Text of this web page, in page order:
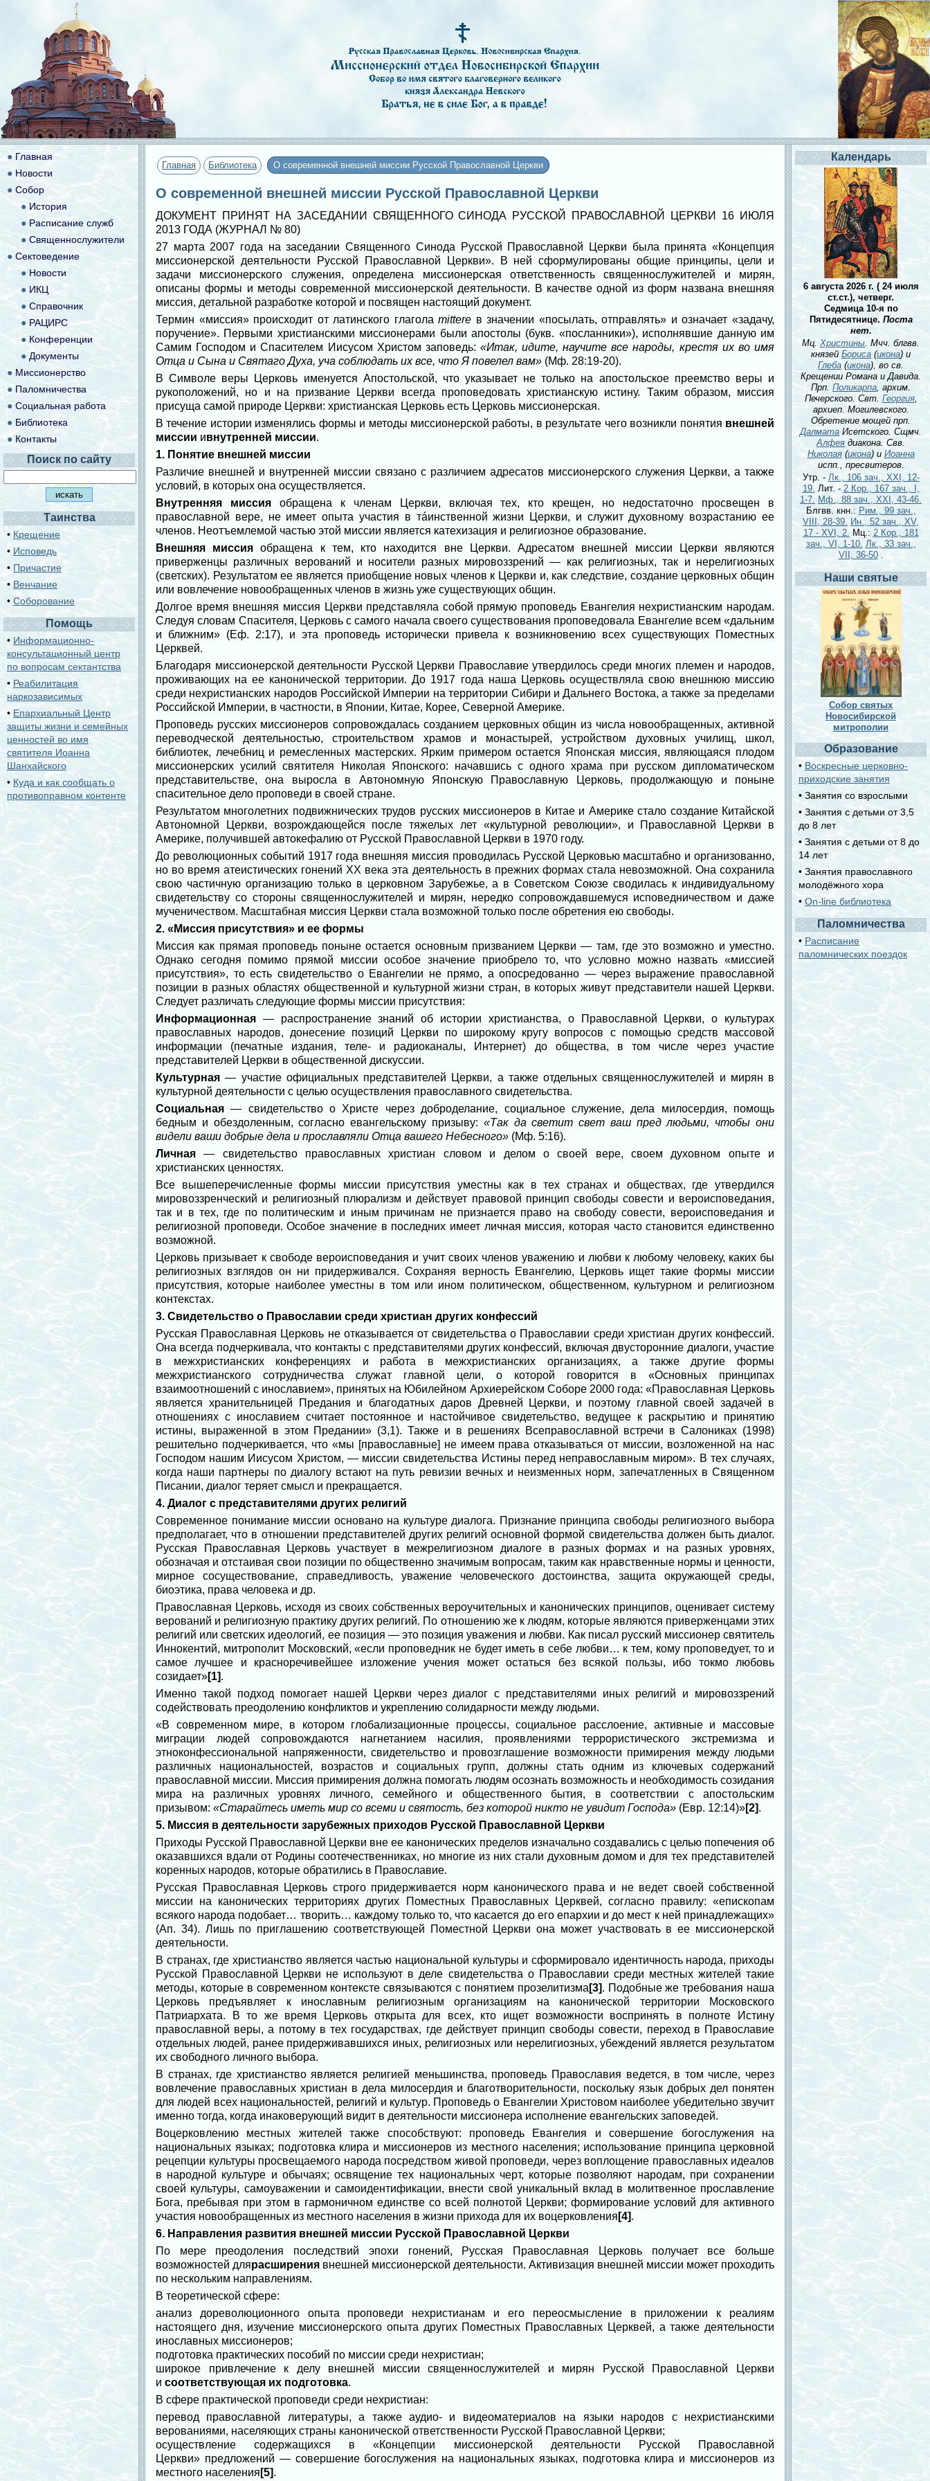
Главная Библиотека О современной внешней миссии Русской Православной Церкви
О современной внешней миссии Русской Православной Церкви
ДОКУМЕНТ ПРИНЯТ НА ЗАСЕДАНИИ СВЯЩЕННОГО СИНОДА РУССКОЙ ПРАВОСЛАВНОЙ ЦЕРКВИ 16 ИЮЛЯ
2013 ГОДА (ЖУРНАЛ № 80)
27 марта 2007 года на заседании Священного Синода Русской Православной Церкви была принята «Концепция
миссионерской деятельности Русской Православной Церкви». В ней сформулированы общие принципы, цели и
задачи миссионерского служения, определена миссионерская ответственность священнослужителей и мирян,
описаны формы и методы современной миссионерской деятельности. В качестве одной из форм названа внешняя
миссия, детальной разработке которой и посвящен настоящий документ.
Термин «миссия» происходит от латинского глаголаmittere в значении «посылать, отправлять» и означает «задачу,
поручение». Первыми христианскими миссионерами были апостолы (букв. «посланники»), исполнявшие данную им
Самим Господом и Спасителем Иисусом Христом заповедь: «Итак, идите, научите все народы, крестя их во имя
Отца и Сына и Святаго Духа, уча соблюдать их все, что Я повелел вам» (Мф. 28:19-20).
В Символе веры Церковь именуется Апостольской, что указывает не только на апостольское преемство веры и
рукоположений, но и на призвание Церкви всегда проповедовать христианскую истину. Таким образом, миссия
присуща самой природе Церкви: христианская Церковь есть Церковь миссионерская.
В течение истории изменялись формы и методы миссионерской работы, в результате чего возникли понятия внешней
миссии ивнутренней миссии.
1. Понятие внешней миссии
Различие внешней и внутренней миссии связано с различием адресатов миссионерского служения Церкви, а также
условий, в которых она осуществляется.
Внутренняя миссияобращена к членам Церкви, включая тех, кто крещен, но недостаточно просвещен в
православной вере, не имеет опыта участия в тáинственной жизни Церкви, и служит духовному возрастанию ее
членов. Неотъемлемой частью этой миссии является катехизация и религиозное образование.
Внешняя миссия обращена к тем, кто находится вне Церкви. Адресатом внешней миссии Церкви являются
приверженцы различных верований и носители разных мировоззрений — как религиозных, так и нерелигиозных
(светских). Результатом ее является приобщение новых членов к Церкви и, как следствие, создание церковных общин
или вовлечение новообращенных членов в жизнь уже существующих общин.
Долгое время внешняя миссия Церкви представляла собой прямую проповедь Евангелия нехристианским народам.
Следуя словам Спасителя, Церковь с самого начала своего существования проповедовала Евангелие всем «дальним
и ближним» (Еф. 2:17), и эта проповедь исторически привела к возникновению всех существующих Поместных
Церквей.
Благодаря миссионерской деятельности Русской Церкви Православие утвердилось среди многих племен и народов,
проживающих на ее канонической территории. До 1917 года наша Церковь осуществляла свою внешнюю миссию
среди нехристианских народов Российской Империи на территории Сибири и Дальнего Востока, а также за пределами
Российской Империи, в частности, в Японии, Китае, Корее, Северной Америке.
Проповедь русских миссионеров сопровождалась созданием церковных общин из числа новообращенных, активной
переводческой деятельностью, строительством храмов и монастырей, устройством духовных училищ, школ,
библиотек, лечебниц и ремесленных мастерских. Ярким примером остается Японская миссия, являющаяся плодом
миссионерских усилий святителя Николая Японского: начавшись с одного храма при русском дипломатическом
представительстве, она выросла в Автономную Японскую Православную Церковь, продолжающую и поныне
спасительное дело проповеди в своей стране.
Результатом многолетних подвижнических трудов русских миссионеров в Китае и Америке стало создание Китайской
Автономной Церкви, возрождающейся после тяжелых лет «культурной революции», и Православной Церкви в
Америке, получившей автокефалию от Русской Православной Церкви в 1970 году.
До революционных событий 1917 года внешняя миссия проводилась Русской Церковью масштабно и организованно,
но во время атеистических гонений ХХ века эта деятельность в прежних формах стала невозможной. Она сохранила
свою частичную организацию только в церковном Зарубежье, а в Советском Союзе сводилась к индивидуальному
свидетельству со стороны священнослужителей и мирян, нередко сопровождавшемуся исповедничеством и даже
мученичеством. Масштабная миссия Церкви стала возможной только после обретения ею свободы.
2. «Миссия присутствия» и ее формы
Миссия как прямая проповедь поныне остается основным призванием Церкви — там, где это возможно и уместно.
Однако сегодня помимо прямой миссии особое значение приобрело то, что условно можно назвать «миссией
присутствия», то есть свидетельство о Евангелии не прямо, а опосредованно — через выражение православной
позиции в разных областях общественной и культурной жизни стран, в которых живут представители нашей Церкви.
Следует различать следующие формы миссии присутствия:
Информационная — распространение знаний об истории христианства, о Православной Церкви, о культурах
православных народов, донесение позиций Церкви по широкому кругу вопросов с помощью средств массовой
информации (печатные издания, теле- и радиоканалы, Интернет) до общества, в том числе через участие
представителей Церкви в общественной дискуссии.
Культурная — участие официальных представителей Церкви, а также отдельных священнослужителей и мирян в
культурной деятельности с целью осуществления православного свидетельства.
Социальная — свидетельство о Христе через доброделание, социальное служение, дела милосердия, помощь
бедным и обездоленным, согласно евангельскому призыву: «Так да светит свет ваш пред людьми, чтобы они
видели ваши добрые дела и прославляли Отца вашего Небесного» (Мф. 5:16).
Личная — свидетельство православных христиан словом и делом о своей вере, своем духовном опыте и
христианских ценностях.
Все вышеперечисленные формы миссии присутствия уместны как в тех странах и обществах, где утвердился
мировоззренческий и религиозный плюрализм и действует правовой принцип свободы совести и вероисповедания,
так и в тех, где по политическим и иным причинам не признается право на свободу совести, вероисповедания и
религиозной проповеди. Особое значение в последних имеет личная миссия, которая часто становится единственно
возможной.
Церковь призывает к свободе вероисповедания и учит своих членов уважению и любви к любому человеку, каких бы
религиозных взглядов он ни придерживался. Сохраняя верность Евангелию, Церковь ищет такие формы миссии
присутствия, которые наиболее уместны в том или ином политическом, общественном, культурном и религиозном
контекстах.
3. Свидетельство о Православии среди христиан других конфессий
Русская Православная Церковь не отказывается от свидетельства о Православии среди христиан других конфессий.
Она всегда подчеркивала, что контакты с представителями других конфессий, включая двусторонние диалоги, участие
в межхристианских конференциях и работа в межхристианских организациях, а также другие формы
межхристианского сотрудничества служат главной цели, о которой говорится в «Основных принципах
взаимоотношений с инославием», принятых на Юбилейном Архиерейском Соборе 2000 года: «Православная Церковь
является хранительницей Предания и благодатных даров Древней Церкви, и поэтому главной своей задачей в
отношениях с инославием считает постоянное и настойчивое свидетельство, ведущее к раскрытию и принятию
истины, выраженной в этом Предании» (3,1). Также и в решениях Всеправославной встречи в Салониках (1998)
решительно подчеркивается, что «мы [православные] не имеем права отказываться от миссии, возложенной на нас
Господом нашим Иисусом Христом, — миссии свидетельства Истины перед неправославным миром». В тех случаях,
когда наши партнеры по диалогу встают на путь ревизии вечных и неизменных норм, запечатленных в Священном
Писании, диалог теряет смысл и прекращается.
4. Диалог с представителями других религий
Современное понимание миссии основано на культуре диалога. Признание принципа свободы религиозного выбора
предполагает, что в отношении представителей других религий основной формой свидетельства должен быть диалог.
Русская Православная Церковь участвует в межрелигиозном диалоге в разных формах и на разных уровнях,
обозначая и отстаивая свои позиции по общественно значимым вопросам, таким как нравственные нормы и ценности,
мирное сосуществование, справедливость, уважение человеческого достоинства, защита окружающей среды,
биоэтика, права человека и др.
Православная Церковь, исходя из своих собственных вероучительных и канонических принципов, оценивает систему
верований и религиозную практику других религий. По отношению же к людям, которые являются приверженцами этих
религий или светских идеологий, ее позиция — это позиция уважения и любви. Как писал русский миссионер святитель
Иннокентий, митрополит Московский, «если проповедник не будет иметь в себе любви… к тем, кому проповедует, то и
самое лучшее и красноречивейшее изложение учения может остаться без всякой пользы, ибо токмо любовь
созидает»[1].
Именно такой подход помогает нашей Церкви через диалог с представителями иных религий и мировоззрений
содействовать преодолению конфликтов и укреплению солидарности между людьми.
«В современном мире, в котором глобализационные процессы, социальное расслоение, активные и массовые
миграции людей сопровождаются нагнетанием насилия, проявлениями террористического экстремизма и
этноконфессиональной напряженности, свидетельство и провозглашение возможности примирения между людьми
различных национальностей, возрастов и социальных групп, должны стать одним из ключевых содержаний
православной миссии. Миссия примирения должна помогать людям осознать возможность и необходимость созидания
мира на различных уровнях личного, семейного и общественного бытия, в соответствии с апостольским
призывом: «Старайтесь иметь мир со всеми и святость, без которой никто не увидит Господа» (Евр. 12:14)»[2].
5. Миссия в деятельности зарубежных приходов Русской Православной Церкви
Приходы Русской Православной Церкви вне ее канонических пределов изначально создавались с целью попечения об
оказавшихся вдали от Родины соотечественниках, но многие из них стали духовным домом и для тех представителей
коренных народов, которые обратились в Православие.
Русская Православная Церковь строго придерживается норм канонического права и не ведет своей собственной
миссии на канонических территориях других Поместных Православных Церквей, согласно правилу: «епископам
всякого народа подобает… творить… каждому только то, что касается до его епархии и до мест к ней принадлежащих»
(Ап. 34). Лишь по приглашению соответствующей Поместной Церкви она может участвовать в ее миссионерской
деятельности.
В странах, где христианство является частью национальной культуры и сформировало идентичность народа, приходы
Русской Православной Церкви не используют в деле свидетельства о Православии среди местных жителей такие
методы, которые в современном контексте связываются с понятием прозелитизма [3]. Подобные же требования наша
Церковь предъявляет к инославным религиозным организациям на канонической территории Московского
Патриархата. В то же время Церковь открыта для всех, кто ищет возможности воспринять в полноте Истину
православной веры, а потому в тех государствах, где действует принцип свободы совести, переход в Православие
отдельных людей, ранее придерживавшихся иных, религиозных или нерелигиозных, убеждений является результатом
их свободного личного выбора.
В странах, где христианство является религией меньшинства, проповедь Православия ведется, в том числе, через
вовлечение православных христиан в дела милосердия и благотворительности, поскольку язык добрых дел понятен
для людей всех национальностей, религий и культур. Проповедь о Евангелии Христовом наиболее убедительно звучит
именно тогда, когда инаковерующий видит в деятельности миссионера исполнение евангельских заповедей.
Воцерковлению местных жителей также способствуют: проповедь Евангелия и совершение богослужения на
национальных языках; подготовка клира и миссионеров из местного населения; использование принципа церковной
рецепции культуры просвещаемого народа посредством живой проповеди, через воплощение православных идеалов
в народной культуре и обычаях; освящение тех национальных черт, которые позволяют народам, при сохранении
своей культуры, самоуважении и самоидентификации, внести свой уникальный вклад в молитвенное прославление
Бога, пребывая при этом в гармоничном единстве со всей полнотой Церкви; формирование условий для активного
участия новообращенных из местного населения в жизни прихода для их воцерковления [4].
6. Направления развития внешней миссии Русской Православной Церкви
По мере преодоления последствий эпохи гонений, Русская Православная Церковь получает все больше
возможностей длярасширения внешней миссионерской деятельности. Активизация внешней миссии может проходить
по нескольким направлениям.
В теоретической сфере:
анализ дореволюционного опыта проповеди нехристианам и его переосмысление в приложении к реалиям
настоящего дня, изучение миссионерского опыта других Поместных Православных Церквей, а также деятельности
инославных миссионеров;
подготовка практических пособий по миссии среди нехристиан;
широкое привлечение к делу внешней миссии священнослужителей и мирян Русской Православной Церкви
и соответствующая их подготовка.
В сфере практической проповеди среди нехристиан:
перевод православной литературы, а также аудио- и видеоматериалов на языки народов с нехристианскими
верованиями, населяющих страны канонической ответственности Русской Православной Церкви;
осуществление содержащихся в «Концепции миссионерской деятельности Русской Православной
Церкви» предложений — совершение богослужения на национальных языках, подготовка клира и миссионеров из
местного населения [5].
● Главная
● Новости
● Собор
● История
● Расписание служб
● Священнослужители
● Сектоведение
● Новости
●ИКЦ
● Справочник
● РАЦИРС
● Конференции
● Документы
●Миссионерство
● Паломничества
●Социальная работа
● Библиотека
● Контакты
Поиск по сайту
Таинства
• Крещение
• Исповедь
• Причастие
• Венчание
• Соборование
Помощь
• Информационно-
консультационный центр
по вопросам сектантства
•Реабилитация
наркозависимых
•Епархиальный Центр
защиты жизни и семейных
ценностей во имя
святителя Иоанна
Шанхайского
• Куда и как сообщать о
противоправном контенте
Календарь
6 августа 2026 г. ( 24 июля
ст.ст.), четверг.
Седмица 10-я по
Пятидесятнице. Поста
нет.
Мц. Христины. Мчч. блгвв.
князей Бориса (икона) и
Глеба (икона), во св.
Крещении Романа и Давида.
Прп. Поликарпа, архим.
Печерского. Свт. Георгия,
архиеп. Могилевского.
Обретение мощей прп.
ДалматаИсетского. Сщмч.
Алфея диакона. Свв.
Николая(икона) и Иоанна
испп., пресвитеров.
Утр. - Лк., 106 зач., XXI, 12-
19. Лит. - 2 Кор., 167 зач., I,
1-7. Мф., 88 зач., XXI, 43-46.
Блгвв. кнн.: Рим., 99 зач.,
VIII, 28-39. Ин., 52 зач., XV,
17 - XVI, 2.Мц.: 2 Кор., 181
зач., VI, 1-10. Лк., 33 зач.,
VII, 36-50 .
Наши святые
Собор святых
Новосибирской
митрополии
Образование
• Воскресные церковно-
приходские занятия
• Занятия со взрослыми
• Занятия с детьми от 3,5
до 8 лет
• Занятия с детьми от 8 до
14 лет
• Занятия православного
молодёжного хора
• On-line библиотека
Паломничества
•Расписание
паломнических поездок